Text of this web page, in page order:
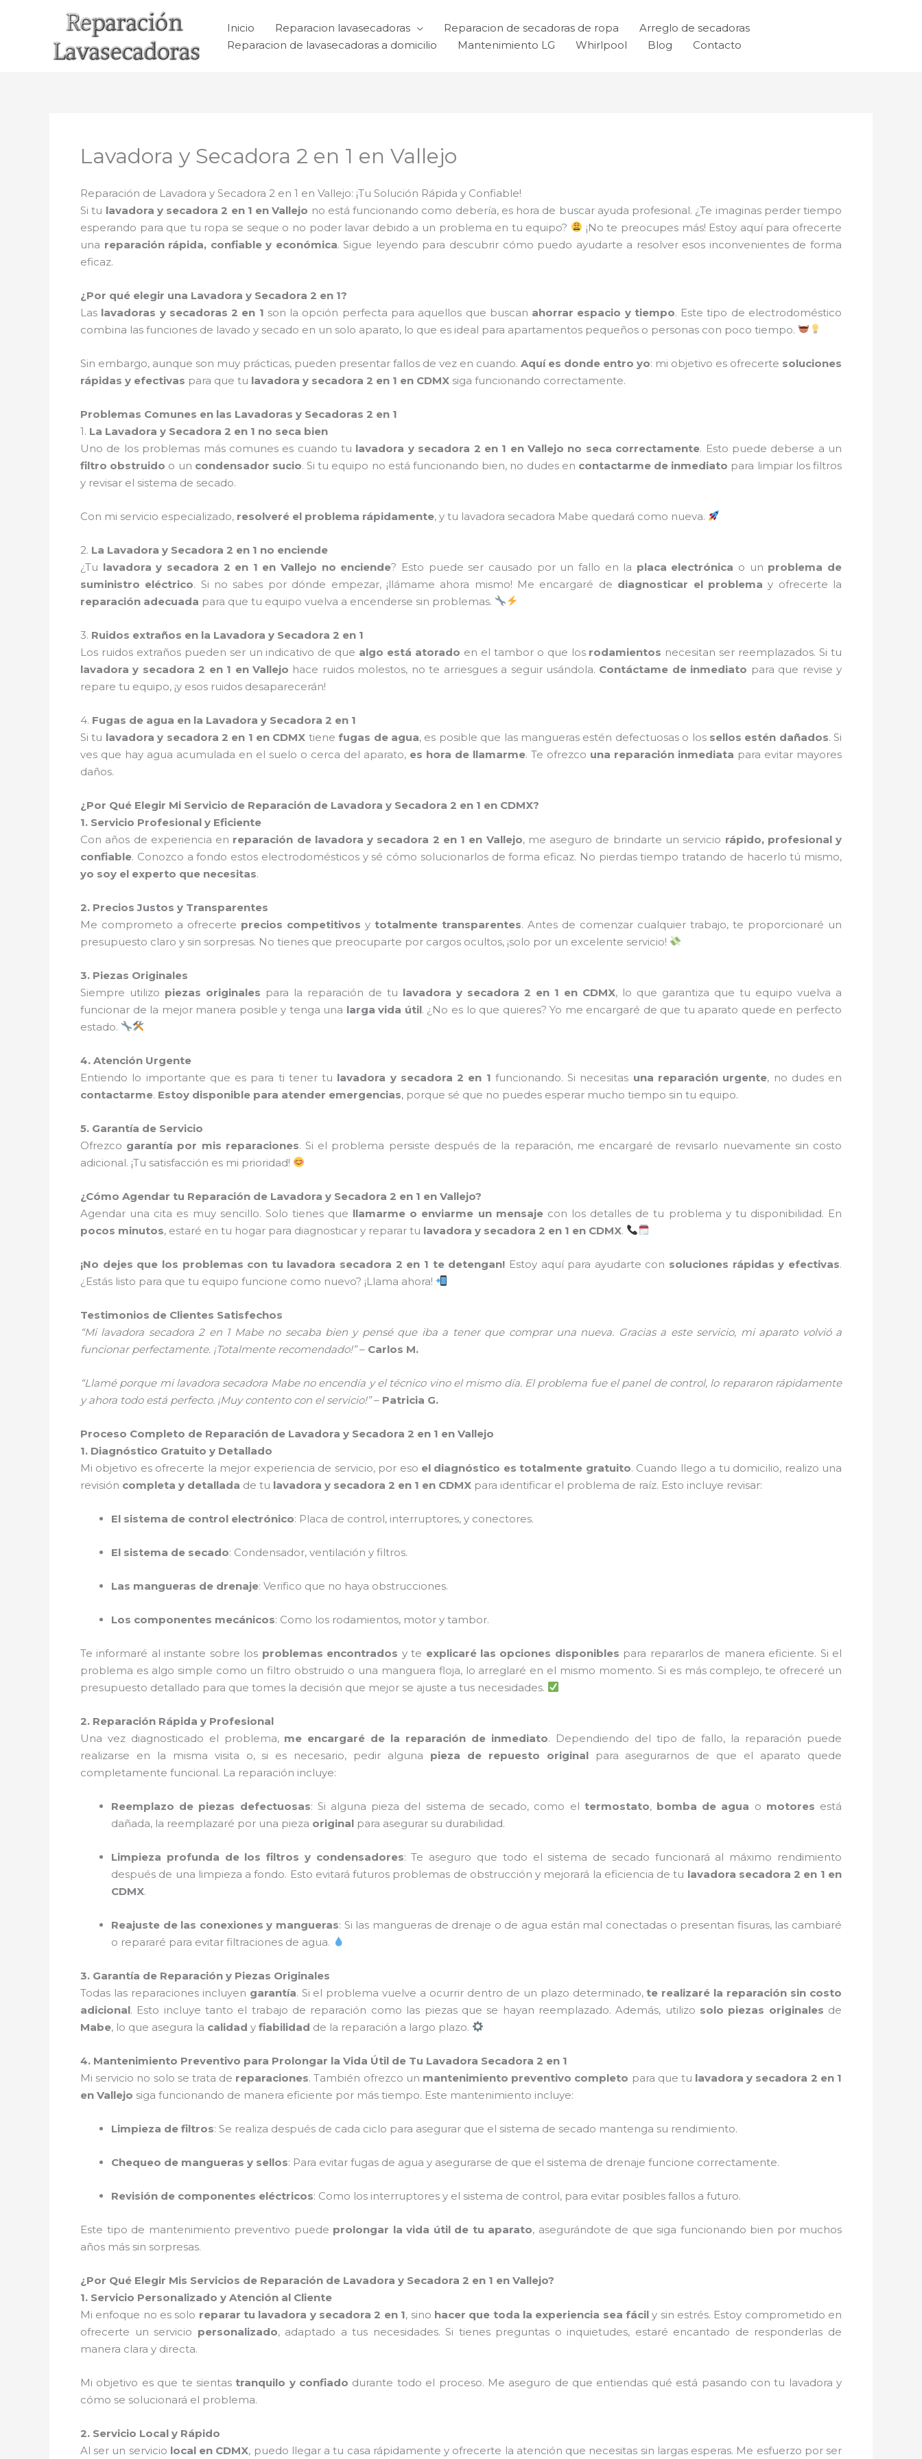
Inicio Reparacion lavasecadoras Reparacion de secadoras de ropa
Arreglo de secadoras
Reparacion de lavasecadoras a domicilio
Mantenimiento LG Whirlpool Blog Contacto
Lavadora y Secadora 2 en 1 en Vallejo
Reparación de Lavadora y Secadora 2 en 1 en Vallejo: ¡Tu Solución Rápida y Confiable!
Si tu lavadora y secadora 2 en 1 en Vallejo no está funcionando como debería, es hora de buscar ayuda profesional. ¿Te imaginas perder tiempo
esperando para que tu ropa se seque o no poder lavar debido a un problema en tu equipo?
¡No te preocupes más! Estoy aquí para ofrecerte
una reparación rápida, confiable y económica. Sigue leyendo para descubrir cómo puedo ayudarte a resolver esos inconvenientes de forma
eficaz.
¿Por qué elegir una Lavadora y Secadora 2 en 1?
Las lavadoras y secadoras 2 en 1 son la opción perfecta para aquellos que buscan ahorrar espacio y tiempo. Este tipo de electrodoméstico
combina las funciones de lavado y secado en un solo aparato, lo que es ideal para apartamentos pequeños o personas con poco tiempo.
Sin embargo, aunque son muy prácticas, pueden presentar fallos de vez en cuando. Aquí es donde entro yo: mi objetivo es ofrecerte soluciones
rápidas y efectivas para que tu lavadora y secadora 2 en 1 en CDMX siga funcionando correctamente.
Problemas Comunes en las Lavadoras y Secadoras 2 en 1
1. La Lavadora y Secadora 2 en 1 no seca bien
Uno de los problemas más comunes es cuando tu lavadora y secadora 2 en 1 en Vallejo no seca correctamente. Esto puede deberse a un
filtro obstruido o un condensador sucio. Si tu equipo no está funcionando bien, no dudes en contactarme de inmediato para limpiar los filtros
y revisar el sistema de secado.
Con mi servicio especializado, resolveré el problema rápidamente, y tu lavadora secadora Mabe quedará como nueva.
2. La Lavadora y Secadora 2 en 1 no enciende
¿Tu lavadora y secadora 2 en 1 en Vallejo no enciende? Esto puede ser causado por un fallo en la placa electrónica o un problema de
suministro eléctrico. Si no sabes por dónde empezar, ¡llámame ahora mismo! Me encargaré de diagnosticar el problema y ofrecerte la
reparación adecuada para que tu equipo vuelva a encenderse sin problemas.
3. Ruidos extraños en la Lavadora y Secadora 2 en 1
Los ruidos extraños pueden ser un indicativo de que algo está atorado en el tambor o que los rodamientos necesitan ser reemplazados. Si tu
lavadora y secadora 2 en 1 en Vallejo hace ruidos molestos, no te arriesgues a seguir usándola. Contáctame de inmediato para que revise y
repare tu equipo, ¡y esos ruidos desaparecerán!
4. Fugas de agua en la Lavadora y Secadora 2 en 1
Si tu lavadora y secadora 2 en 1 en CDMX tienefugas de agua, es posible que las mangueras estén defectuosas o los sellos estén dañados. Si
ves que hay agua acumulada en el suelo o cerca del aparato, es hora de llamarme. Te ofrezco una reparación inmediata para evitar mayores
daños.
¿Por Qué Elegir Mi Servicio de Reparación de Lavadora y Secadora 2 en 1 en CDMX?
1. Servicio Profesional y Eficiente
Con años de experiencia en reparación de lavadora y secadora 2 en 1 en Vallejo, me aseguro de brindarte un servicio rápido, profesional y
confiable. Conozco a fondo estos electrodomésticos y sé cómo solucionarlos de forma eficaz. No pierdas tiempo tratando de hacerlo tú mismo,
yo soy el experto que necesitas.
2. Precios Justos y Transparentes
Me comprometo a ofrecerte precios competitivos y totalmente transparentes. Antes de comenzar cualquier trabajo, te proporcionaré un
presupuesto claro y sin sorpresas. No tienes que preocuparte por cargos ocultos, ¡solo por un excelente servicio!
3. Piezas Originales
Siempre utilizo piezas originales para la reparación de tu lavadora y secadora 2 en 1 en CDMX, lo que garantiza que tu equipo vuelva a
funcionar de la mejor manera posible y tenga una larga vida útil. ¿No es lo que quieres? Yo me encargaré de que tu aparato quede en perfecto
estado.
4. Atención Urgente
Entiendo lo importante que es para ti tener tu lavadora y secadora 2 en 1 funcionando. Si necesitas una reparación urgente, no dudes en
contactarme. Estoy disponible para atender emergencias, porque sé que no puedes esperar mucho tiempo sin tu equipo.
5. Garantía de Servicio
Ofrezco garantía por mis reparaciones. Si el problema persiste después de la reparación, me encargaré de revisarlo nuevamente sin costo
adicional. ¡Tu satisfacción es mi prioridad!
¿Cómo Agendar tu Reparación de Lavadora y Secadora 2 en 1 en Vallejo?
Agendar una cita es muy sencillo. Solo tienes que llamarme o enviarme un mensajecon los detalles de tu problema y tu disponibilidad. En
pocos minutos, estaré en tu hogar para diagnosticar y reparar tu lavadora y secadora 2 en 1 en CDMX.
¡No dejes que los problemas con tu lavadora secadora 2 en 1 te detengan! Estoy aquí para ayudarte con soluciones rápidas y efectivas.
¿Estás listo para que tu equipo funcione como nuevo? ¡Llama ahora!
Testimonios de Clientes Satisfechos
“Mi lavadora secadora 2 en 1 Mabe no secaba bien y pensé que iba a tener que comprar una nueva. Gracias a este servicio, mi aparato volvió a
funcionar perfectamente. ¡Totalmente recomendado!”– Carlos M.
“Llamé porque mi lavadora secadora Mabe no encendía y el técnico vino el mismo día. El problema fue el panel de control, lo repararon rápidamente
y ahora todo está perfecto. ¡Muy contento con el servicio!”– Patricia G.
Proceso Completo de Reparación de Lavadora y Secadora 2 en 1 en Vallejo
1. Diagnóstico Gratuito y Detallado
Mi objetivo es ofrecerte la mejor experiencia de servicio, por eso el diagnóstico es totalmente gratuito. Cuando llego a tu domicilio, realizo una
revisión completa y detallada de tu lavadora y secadora 2 en 1 en CDMX para identificar el problema de raíz. Esto incluye revisar:
El sistema de control electrónico: Placa de control, interruptores, y conectores.
El sistema de secado: Condensador, ventilación y filtros.
Las mangueras de drenaje: Verifico que no haya obstrucciones.
Los componentes mecánicos: Como los rodamientos, motor y tambor.
Te informaré al instante sobre los problemas encontrados y te explicaré las opciones disponibles para repararlos de manera eficiente. Si el
problema es algo simple como un filtro obstruido o una manguera floja, lo arreglaré en el mismo momento. Si es más complejo, te ofreceré un
presupuesto detallado para que tomes la decisión que mejor se ajuste a tus necesidades.
2. Reparación Rápida y Profesional
Una vez diagnosticado el problema, me encargaré de la reparación de inmediato. Dependiendo del tipo de fallo, la reparación puede
realizarse en la misma visita o, si es necesario, pedir alguna pieza de repuesto originalpara asegurarnos de que el aparato quede
completamente funcional. La reparación incluye:
Reemplazo de piezas defectuosas: Si alguna pieza del sistema de secado, como el termostato, bomba de agua o motores está
dañada, la reemplazaré por una pieza original para asegurar su durabilidad.
Limpieza profunda de los filtros y condensadores: Te aseguro que todo el sistema de secado funcionará al máximo rendimiento
después de una limpieza a fondo. Esto evitará futuros problemas de obstrucción y mejorará la eficiencia de tu lavadora secadora 2 en 1 en
CDMX.
Reajuste de las conexiones y mangueras: Si las mangueras de drenaje o de agua están mal conectadas o presentan fisuras, las cambiaré
o repararé para evitar filtraciones de agua.
3. Garantía de Reparación y Piezas Originales
Todas las reparaciones incluyen garantía. Si el problema vuelve a ocurrir dentro de un plazo determinado,te realizaré la reparación sin costo
adicional. Esto incluye tanto el trabajo de reparación como las piezas que se hayan reemplazado. Además, utilizo solo piezas originales de
Mabe, lo que asegura la calidad y fiabilidad de la reparación a largo plazo.
4. Mantenimiento Preventivo para Prolongar la Vida Útil de Tu Lavadora Secadora 2 en 1
Mi servicio no solo se trata de reparaciones. También ofrezco un mantenimiento preventivo completo para que tu lavadora y secadora 2 en 1
en Vallejo siga funcionando de manera eficiente por más tiempo. Este mantenimiento incluye:
Limpieza de filtros: Se realiza después de cada ciclo para asegurar que el sistema de secado mantenga su rendimiento.
Chequeo de mangueras y sellos: Para evitar fugas de agua y asegurarse de que el sistema de drenaje funcione correctamente.
Revisión de componentes eléctricos: Como los interruptores y el sistema de control, para evitar posibles fallos a futuro.
Este tipo de mantenimiento preventivo puede prolongar la vida útil de tu aparato, asegurándote de que siga funcionando bien por muchos
años más sin sorpresas.
¿Por Qué Elegir Mis Servicios de Reparación de Lavadora y Secadora 2 en 1 en Vallejo?
1. Servicio Personalizado y Atención al Cliente
Mi enfoque no es solo reparar tu lavadora y secadora 2 en 1, sino hacer que toda la experiencia sea fácily sin estrés. Estoy comprometido en
ofrecerte un servicio personalizado, adaptado a tus necesidades. Si tienes preguntas o inquietudes, estaré encantado de responderlas de
manera clara y directa.
Mi objetivo es que te sientastranquilo y confiado durante todo el proceso. Me aseguro de que entiendas qué está pasando con tu lavadora y
cómo se solucionará el problema.
2. Servicio Local y Rápido
Al ser un servicio local en CDMX, puedo llegar a tu casa rápidamente y ofrecerte la atención que necesitas sin largas esperas. Me esfuerzo por ser